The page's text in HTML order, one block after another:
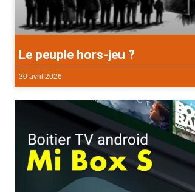
Le peuple hors-jeu ?
30 avril 2026